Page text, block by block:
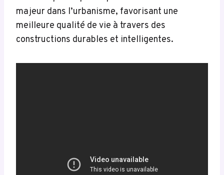
majeur dans l’urbanisme, favorisant une
meilleure qualité de vie à travers des
constructions durables et intelligentes.